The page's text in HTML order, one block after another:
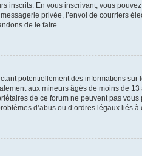
inscrits. En vous inscrivant, vous
privée, l’envoi de courriers
de le faire.
potentiellement des informations sur
aux mineurs âgés de moins de 13
de ce forum ne peuvent pas vous
d’abus ou d’ordres légaux liés à